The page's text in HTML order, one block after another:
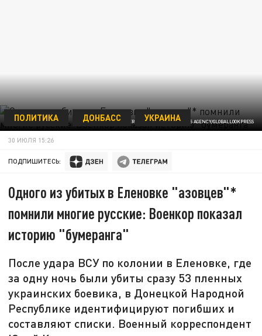
© COVER IMAGES/KEYSTONE PRESS AGENCY/GLOBALLOOKPRESS
ПОЛИТИКА ДОНБАСС УКРАИНА
30 ИЮЛЯ 15:26
ПОДПИШИТЕСЬ:
Одного из убитых в Еленовке "азовцев"*
помнили многие русские: Военкор показал
историю "бумеранга"
После удара ВСУ по колонии в Еленовке, где
за одну ночь были убиты сразу 53 пленных
украинских боевика, в Донецкой Народной
Республике идентифицируют погибших и
составляют списки. Военный корреспондент